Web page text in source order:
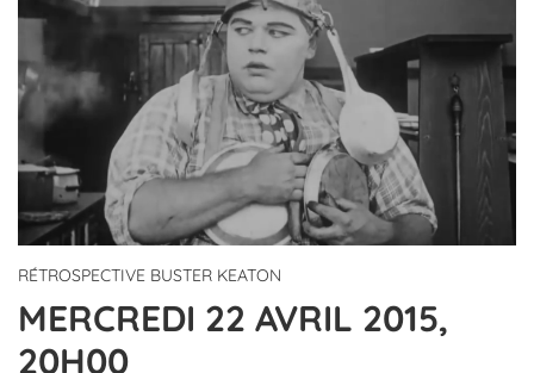
RÉTROSPECTIVE BUSTER KEATON
MERCREDI 22 AVRIL 2015,
20H00